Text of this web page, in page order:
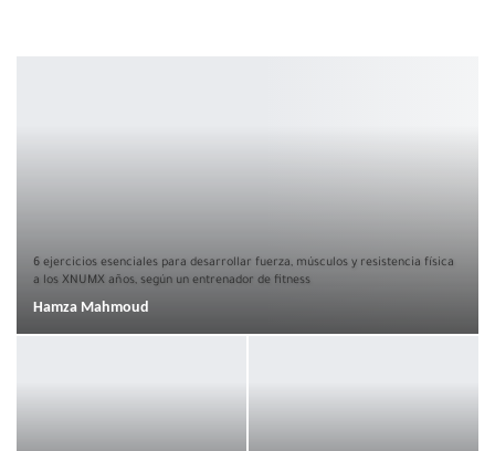
6 ejercicios esenciales para desarrollar fuerza, músculos y resistencia física
a los XNUMX años, según un entrenador de fitness
Hamza Mahmoud